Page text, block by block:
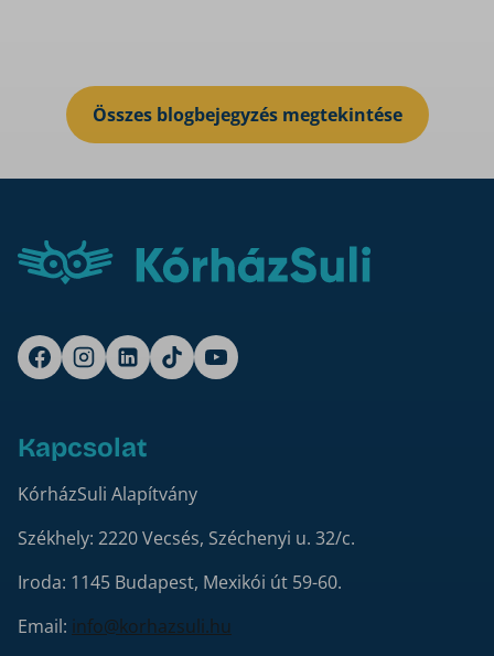
Összes blogbejegyzés megtekintése
Kapcsolat
KórházSuli Alapítvány
Székhely: 2220 Vecsés, Széchenyi u. 32/c.
Iroda: 1145 Budapest, Mexikói út 59-60.
Email: info@korhazsuli.hu